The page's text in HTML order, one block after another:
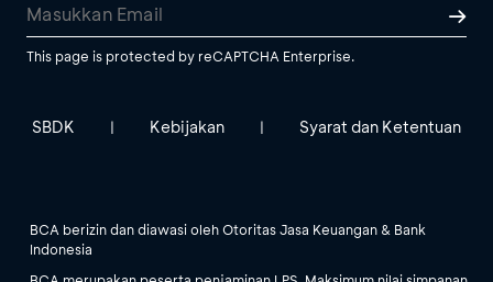
This page is protected by reCAPTCHA Enterprise.
SBDK | Kebijakan | Syarat dan Ketentuan
BCA berizin dan diawasi oleh Otoritas Jasa Keuangan & Bank
Indonesia